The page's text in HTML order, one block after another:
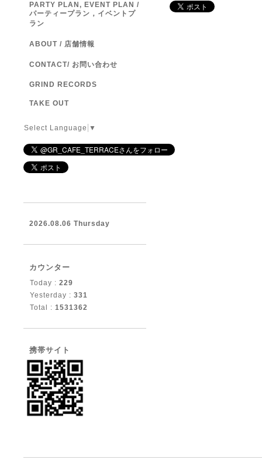
PARTY PLAN, EVENT PLAN /
パーティープラン，イベントプ
ラン
ABOUT / 店舗情報
CONTACT/ お問い合わせ
GRIND RECORDS
TAKE OUT
Select Language ▼
2026.08.06 Thursday
カウンター
Today : 229
Yesterday : 331
Total : 1531362
携帯サイト